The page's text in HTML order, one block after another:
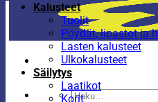
Etsi:
Kalusteet
Tuolit
Pöydät, lipastot ja
Lasten kalusteet
Ulkokalusteet
Säilytys
Laatikot
Korit